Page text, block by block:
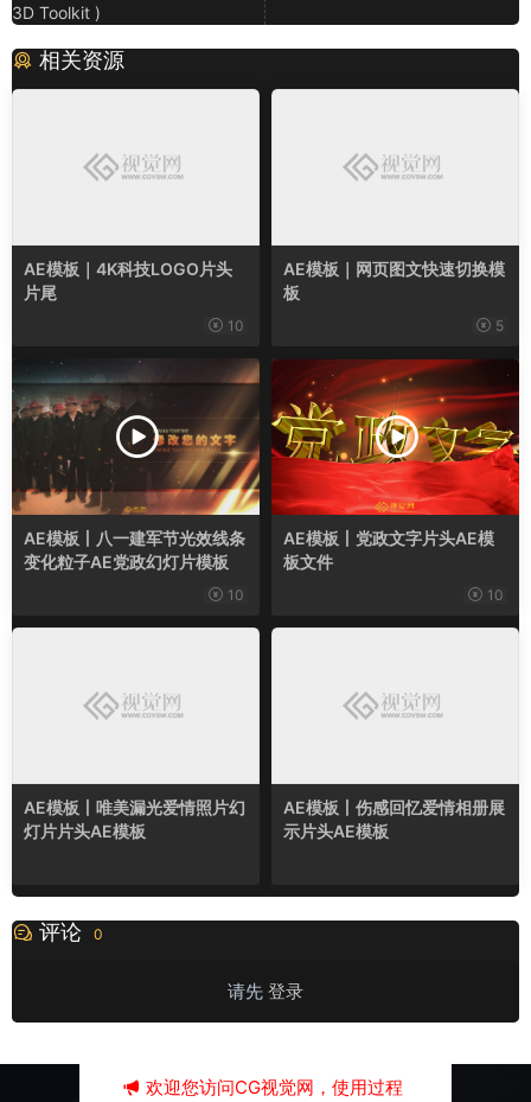
3D Toolkit )
相关资源
AE模板｜4K科技LOGO片头
片尾
10
AE模板｜网页图文快速切换模
板
5
AE模板丨八一建军节光效线条
变化粒子AE党政幻灯片模板
10
AE模板丨党政文字片头AE模
板文件
10
AE模板丨唯美漏光爱情照片幻
灯片片头AE模板
AE模板丨伤感回忆爱情相册展
示片头AE模板
评论 0
请先 登录
欢迎您访问CG视觉网，使用过程